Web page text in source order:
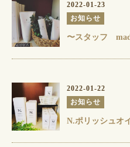
2022-01-23
お知らせ
〜スタッフ
2022-01-22
お知らせ
N.ポリッシュオ